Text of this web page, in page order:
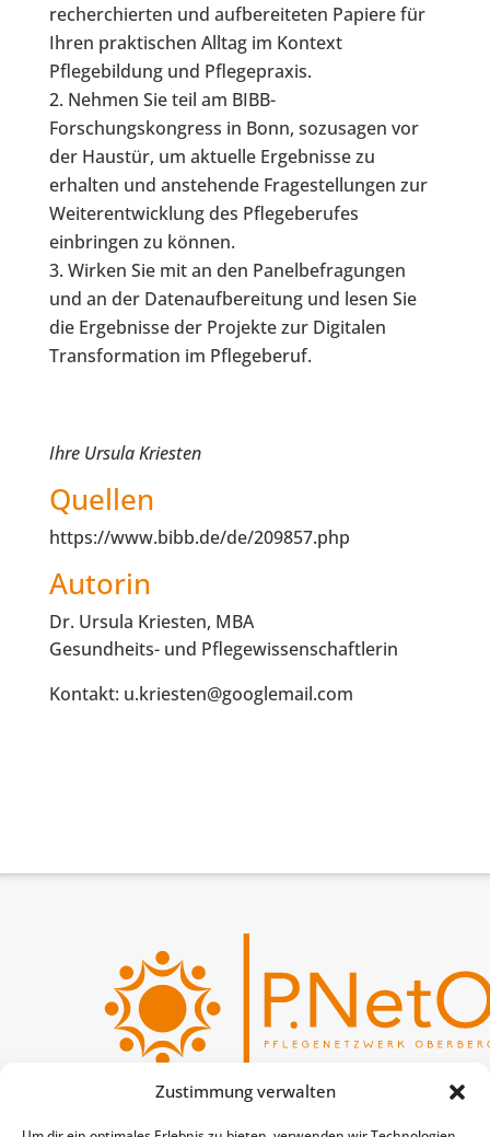
Zustimmung verwalten
recherchierten und aufbereiteten Papiere für
Ihren praktischen Alltag im Kontext
Pflegebildung und Pflegepraxis.
Nehmen Sie teil am BIBB-
Forschungskongress in Bonn, sozusagen vor
der Haustür, um aktuelle Ergebnisse zu
erhalten und anstehende Fragestellungen zur
Weiterentwicklung des Pflegeberufes
einbringen zu können.
Wirken Sie mit an den Panelbefragungen
und an der Datenaufbereitung und lesen Sie
die Ergebnisse der Projekte zur Digitalen
Transformation im Pflegeberuf.
Ihre Ursula Kriesten
Quellen
https://www.bibb.de/de/209857.php
Autorin
Dr. Ursula Kriesten, MBA
Gesundheits- und Pflegewissenschaftlerin
Kontakt: u.kriesten@googlemail.com
P.NetO